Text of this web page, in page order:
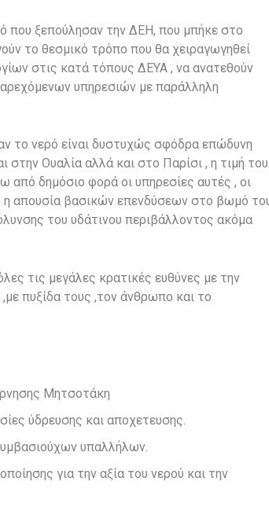
που ξεπούλησαν την ΔΕΗ, που μπήκε στο
το θεσμικό τρόπο που θα χειραγωγηθεί
στις κατά τόπους ΔΕΥΑ , να ανατεθούν
υπηρεσιών με παράλληλη
το νερό είναι δυστυχώς σφόδρα επώδυνη
στην Ουαλία αλλά και στο Παρίσι , η τιμή του
από δημόσιο φορά οι υπηρεσίες αυτές , οι
η απουσία βασικών επενδύσεων στο βωμό
του υδάτινου περιβάλλοντος ακόμα
τις μεγάλες κρατικές ευθύνες με την
πυξίδα τους ,τον άνθρωπο και το
Μητσοτάκη
ύδρευσης και αποχετευσης.
υπαλλήλων.
για την αξία του νερού και την